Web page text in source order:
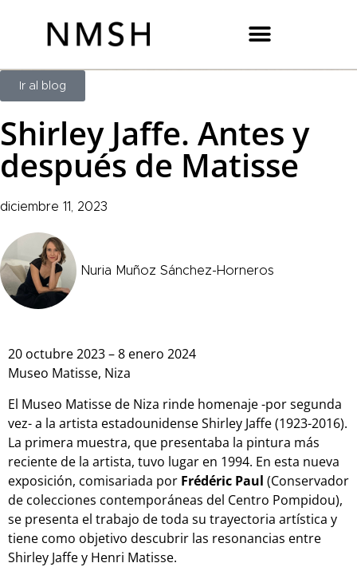
Ir al blog
Shirley Jaffe. Antes y
después de Matisse
diciembre 11, 2023
Nuria Muñoz Sánchez-Horneros
20 octubre 2023 – 8 enero 2024
Museo Matisse, Niza
El Museo Matisse de Niza rinde homenaje -por segunda
vez- a la artista estadounidense Shirley Jaffe (1923-2016).
La primera muestra, que presentaba la pintura más
reciente de la artista, tuvo lugar en 1994. En esta nueva
exposición, comisariada por Frédéric Paul (Conservador
de colecciones contemporáneas del Centro Pompidou),
se presenta el trabajo de toda su trayectoria artística y
tiene como objetivo descubrir las resonancias entre
Shirley Jaffe y Henri Matisse.